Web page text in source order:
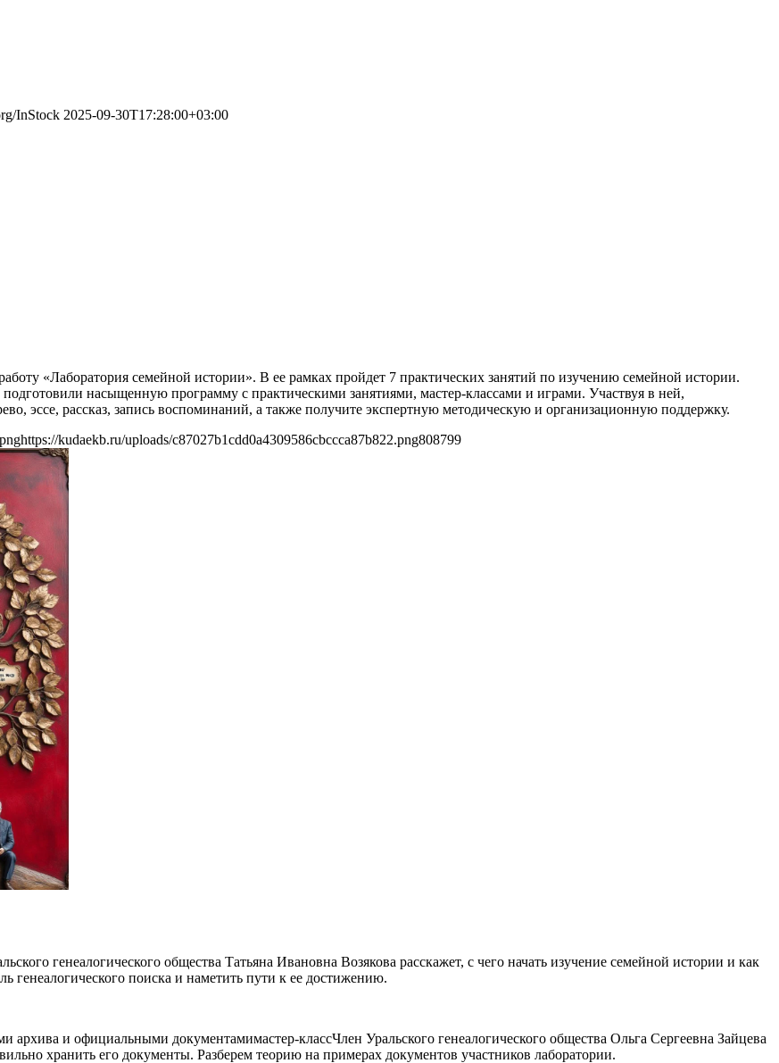
InStock 2025-09-30T17:28:00+03:00
«Лаборатория семейной истории». В ее рамках пройдет 7 практических занятий по изучению семейной истории.
подготовили насыщенную программу с практическими занятиями, мастер-классами и играми. Участвуя в ней,
эссе, рассказ, запись воспоминаний, а также получите экспертную методическую и организационную поддержку.
https://kudaekb.ru/uploads/c87027b1cdd0a4309586cbccca87b822.png808799
генеалогического общества Татьяна Ивановна Возякова расскажет, с чего начать изучение семейной истории и как
генеалогического поиска и наметить пути к ее достижению.
и официальными документамимастер-классЧлен Уральского генеалогического общества Ольга Сергеевна Зайцева
хранить его документы. Разберем теорию на примерах документов участников лаборатории.